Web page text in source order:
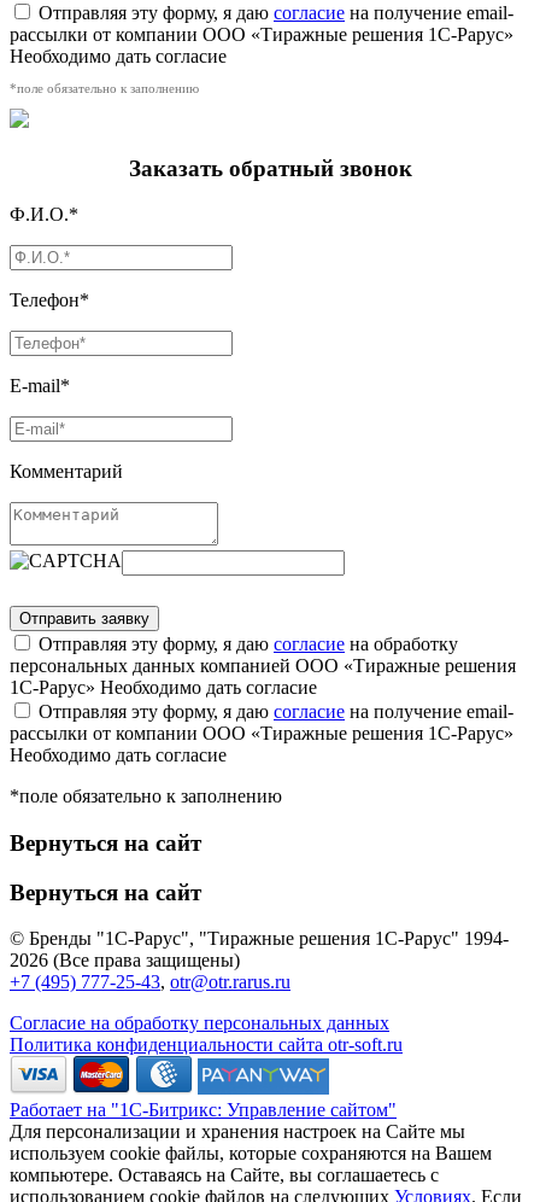
Отправляя эту форму, я даю согласие на получение email-
рассылки от компании ООО «Тиражные решения 1С-Рарус»
Необходимо дать согласие
*поле обязательно к заполнению
Заказать обратный звонок
Ф.И.О.*
Телефон*
E-mail*
Комментарий
Отправляя эту форму, я даю согласие на обработку
персональных данных компанией ООО «Тиражные решения
1С-Рарус» Необходимо дать согласие
Отправляя эту форму, я даю согласие на получение email-
рассылки от компании ООО «Тиражные решения 1С-Рарус»
Необходимо дать согласие
*поле обязательно к заполнению
Вернуться на сайт
Вернуться на сайт
© Бренды "1С-Рарус", "Тиражные решения 1С-Рарус" 1994-
2026 (Все права защищены)
+7 (495) 777-25-43, otr@otr.rarus.ru
Согласие на обработку персональных данных
Политика конфиденциальности сайта otr-soft.ru
Работает на "1С-Битрикс: Управление сайтом"
Для персонализации и хранения настроек на Сайте мы
используем cookie файлы, которые сохраняются на Вашем
компьютере. Оставаясь на Сайте, вы соглашаетесь с
использованием cookie файлов на следующих Условиях. Если